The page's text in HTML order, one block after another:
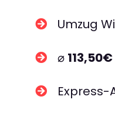
Umzug
⌀
Express-